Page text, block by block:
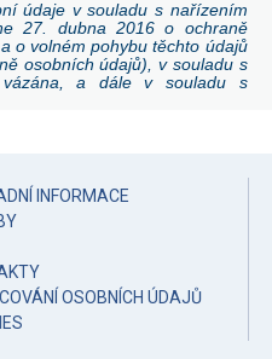
údaje v souladu s nařízením
27. dubna 2016 o ochraně
o volném pohybu těchto údajů
osobních údajů), v souladu s
vázána, a dále v souladu s
INFORMACE
OSOBNÍCH ÚDAJŮ